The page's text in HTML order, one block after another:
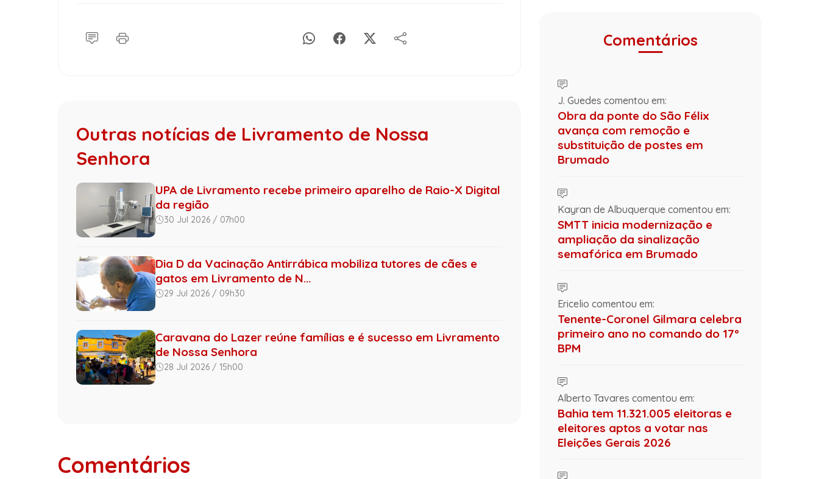
Outras notícias de Livramento de Nossa
Senhora
UPA de Livramento recebe primeiro aparelho de Raio-X Digital
da região
30 Jul 2026 / 07h00
Dia D da Vacinação Antirrábica mobiliza tutores de cães e
gatos em Livramento de N...
29 Jul 2026 / 09h30
Caravana do Lazer reúne famílias e é sucesso em Livramento
de Nossa Senhora
28 Jul 2026 / 15h00
Comentários
Comentários
J. Guedes comentou em:
Obra da ponte do São Félix
avança com remoção e
substituição de postes em
Brumado
Kayran de Albuquerque comentou em:
SMTT inicia modernização e
ampliação da sinalização
semafórica em Brumado
Ericelio comentou em:
Tenente-Coronel Gilmara celebra
primeiro ano no comando do 17º
BPM
Alberto Tavares comentou em:
Bahia tem 11.321.005 eleitoras e
eleitores aptos a votar nas
Eleições Gerais 2026